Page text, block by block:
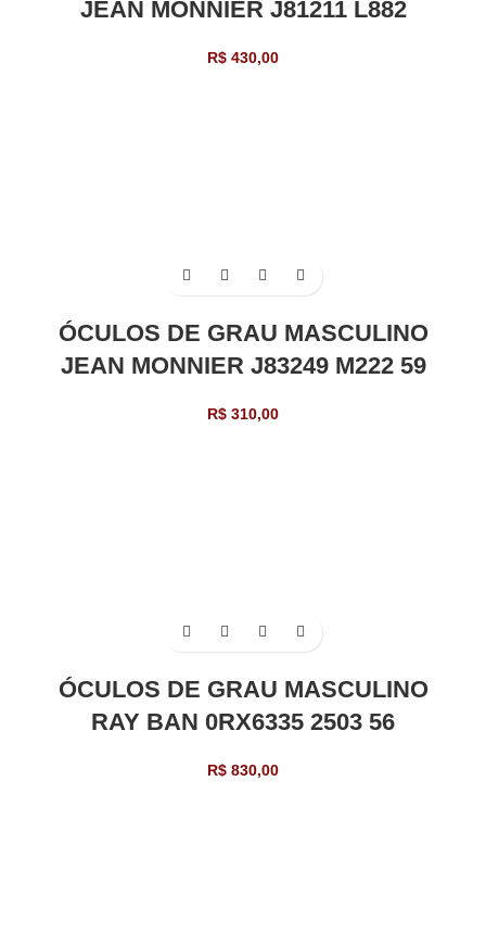
JEAN MONNIER J81211 L882
R$ 430,00
ÓCULOS DE GRAU MASCULINO
JEAN MONNIER J83249 M222 59
R$ 310,00
ÓCULOS DE GRAU MASCULINO
RAY BAN 0RX6335 2503 56
R$ 830,00